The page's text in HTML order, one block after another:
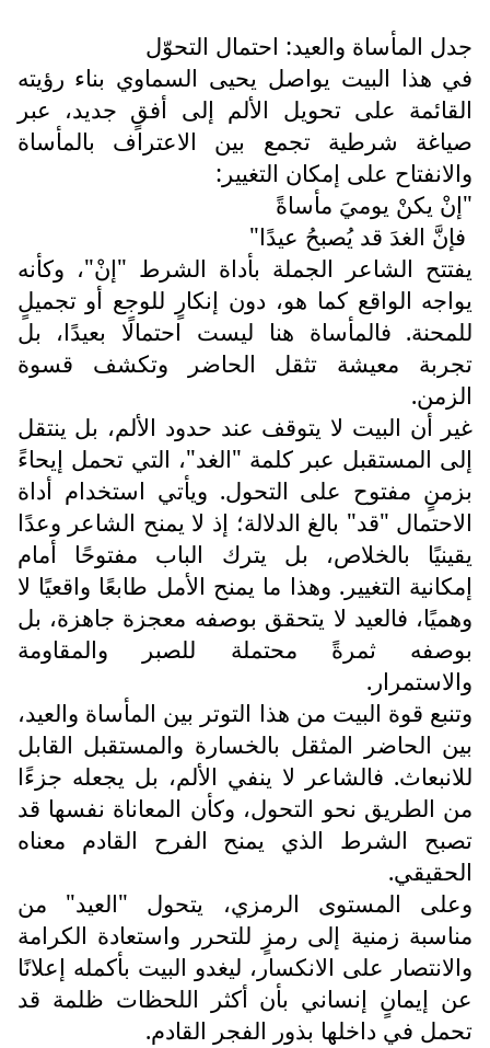
جدل المأساة والعيد: احتمال التحوّل
في هذا البيت يواصل يحيى السماوي بناء رؤيته
القائمة على تحويل الألم إلى أفقٍ جديد، عبر
صياغة شرطية تجمع بين الاعتراف بالمأساة
والانفتاح على إمكان التغيير:
"إنْ يكنْ يوميَ مأساةً
فإنَّ الغدَ قد يُصبحُ عيدًا"
يفتتح الشاعر الجملة بأداة الشرط "إنْ"، وكأنه
يواجه الواقع كما هو، دون إنكارٍ للوجع أو تجميلٍ
للمحنة. فالمأساة هنا ليست احتمالًا بعيدًا، بل
تجربة معيشة تثقل الحاضر وتكشف قسوة
الزمن.
غير أن البيت لا يتوقف عند حدود الألم، بل ينتقل
إلى المستقبل عبر كلمة "الغد"، التي تحمل إيحاءً
بزمنٍ مفتوح على التحول. ويأتي استخدام أداة
الاحتمال "قد" بالغ الدلالة؛ إذ لا يمنح الشاعر وعدًا
يقينيًا بالخلاص، بل يترك الباب مفتوحًا أمام
إمكانية التغيير. وهذا ما يمنح الأمل طابعًا واقعيًا لا
وهميًا، فالعيد لا يتحقق بوصفه معجزة جاهزة، بل
بوصفه ثمرةً محتملة للصبر والمقاومة
والاستمرار.
وتنبع قوة البيت من هذا التوتر بين المأساة والعيد،
بين الحاضر المثقل بالخسارة والمستقبل القابل
للانبعاث. فالشاعر لا ينفي الألم، بل يجعله جزءًا
من الطريق نحو التحول، وكأن المعاناة نفسها قد
تصبح الشرط الذي يمنح الفرح القادم معناه
الحقيقي.
وعلى المستوى الرمزي، يتحول "العيد" من
مناسبة زمنية إلى رمزٍ للتحرر واستعادة الكرامة
والانتصار على الانكسار، ليغدو البيت بأكمله إعلانًا
عن إيمانٍ إنساني بأن أكثر اللحظات ظلمة قد
تحمل في داخلها بذور الفجر القادم.